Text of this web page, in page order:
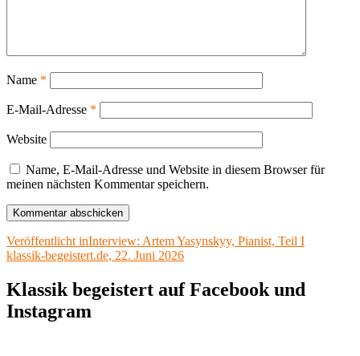
Name *
E-Mail-Adresse *
Website
Name, E-Mail-Adresse und Website in diesem Browser für
meinen nächsten Kommentar speichern.
Beitragsnavigation
Veröffentlicht inInterview: Artem Yasynskyy, Pianist, Teil I
klassik-begeistert.de, 22. Juni 2026
Klassik begeistert auf Facebook und
Instagram